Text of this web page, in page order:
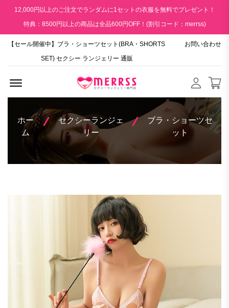
12,000円以上のご注文でランダムに1セットの衣服を無料でプレゼント！
特典：8500円以上の商品は全品600円OFF！(割引コード：merrss)
【セール開催中】ブラ・ショーツセット(BRA・SHORTS
SET) セクシー ランジェリー 通販
お問い合わせ
ホー
ム
セクシーランジェ
リー
ブラ・ショーツセ
ット